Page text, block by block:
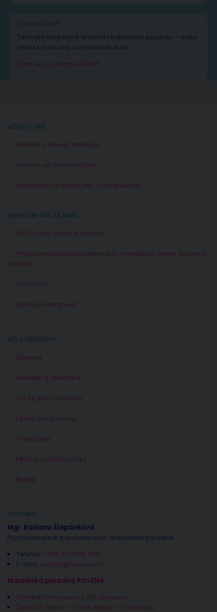
TECHNIKA KERP
Technika Kognitivně emoční revitalizace psychiky – Vaše
cesta k harmonii a výkonnosti duše.
Zjistit více o technice KERP
MÉDIA O MNĚ
Hostem v televizi Metropol
Hostem ve Všechnopárty
Rozhovory se mnou jako s terapeutem
MOHLO BY VÁS ZAJÍMAT
FAQ (často kladené dotazy)
Psychoterapeutická, partnerská i manželská online poradna
zdarma
Semináře
Sportovní terapeut
MOJE PŘÍSPĚVKY
Žárlivost
Aktuality a semináře
Co se jinam nevešlo
Láska, sex a vztahy
O výchově
Péče o duševní zdraví
Řešíte
KONTAKTY
Mgr. Radana Štěpánková
Psychoterapeut, psychoterapie, manželská poradna
Telefon: +420 777 588 352
E-mail: radana@rovena.info
Manželská poradna ROVENA
Náměstí Přemyslovců 169, Nymburk
Žitná 49, Praha 1 – Nové Město — Vinohrady